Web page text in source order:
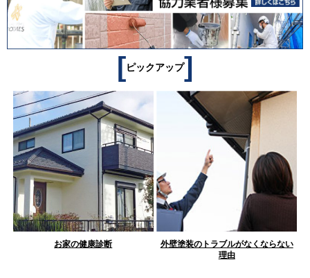
[ピックアップ]
お家の健康診断
外壁塗装のトラブルがなくならない
理由